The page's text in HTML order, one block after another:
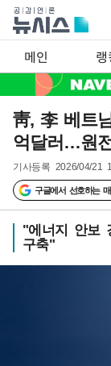
메인 랭
靑, 李 베트
억달러…원
기사등록 2026/04/21
구글에서 선호하는
"에너지 안보
구축"